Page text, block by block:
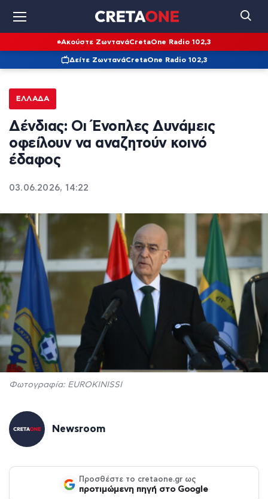
Ακούστε ΖωντανάCretaOne Radio 102,3
Δείτε ΖωντανάCretaOne Radio 102,3
ΕΛΛΆΔΑ
Δένδιας: Οι Ένοπλες Δυνάμεις
οφείλουν να αναζητούν κοινό
έδαφος
03.06.2026, 14:22
Φωτογραφία: EUROKINISSI
Newsroom
Προσθέστε το cretaone.gr ως
προτιμώμενη πηγή στο Google